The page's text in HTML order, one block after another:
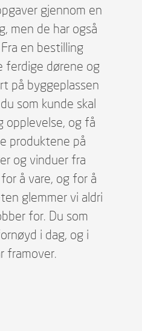
gjennom en
men de har også
en bestilling
ferdige dørene og
på byggeplassen
som kunde skal
opplevelse, og få
produktene på
og vinduer fra
å vare, og for å
glemmer vi aldri
for. Du som
i dag, og i
framover.